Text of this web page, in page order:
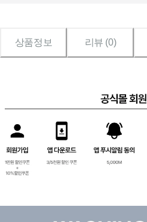
상품정보 리뷰 (0)